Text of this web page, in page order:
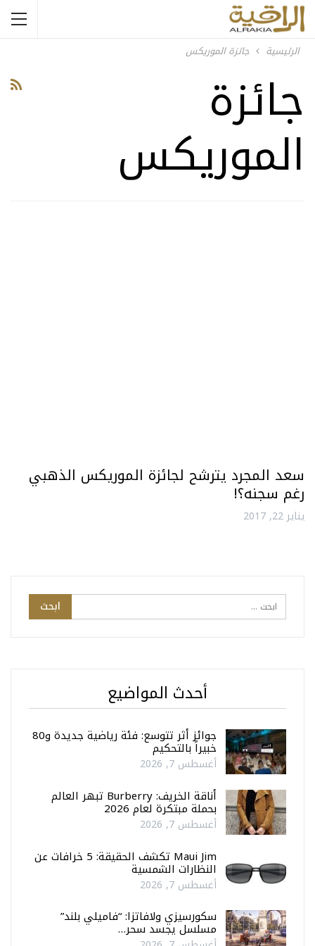
الرئيسية جائزة الموريكس
جائزة
الموريكس
سعد المجرد يترشح لجائزة الموريكس الذهبي
رغم سجنه؟!
يناير 22, 2017
أحدث المواضيع
جوائز أثر تتوسع: فئة رياضية جديدة و80
خبيراً بالتحكيم
أغسطس 7, 2026
أناقة الخريف: Burberry تبهر العالم
بحملة مبتكرة لعام 2026
أغسطس 7, 2026
Maui Jim تكشف الحقيقة: 5 خرافات عن
النظارات الشمسية
أغسطس 7, 2026
سكورسيزي ولافاتزا: “فاميلي بلند”
مسلسل يجسد سحر…